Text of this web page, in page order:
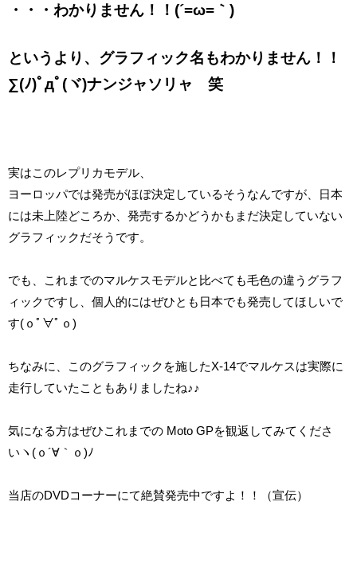
・・・わかりません！！(´=ω=｀)
というより、グラフィック名もわかりません！！
∑(ﾉ)ﾟдﾟ(ヾ)ナンジャソリャ 笑
実はこのレプリカモデル、
ヨーロッパでは発売がほぼ決定しているそうなんですが、日本
には未上陸どころか、発売するかどうかもまだ決定していない
グラフィックだそうです。
でも、これまでのマルケスモデルと比べても毛色の違うグラフ
ィックですし、個人的にはぜひとも日本でも発売してほしいで
す(ｏﾟ∀ﾟｏ)
ちなみに、このグラフィックを施したX-14でマルケスは実際に
走行していたこともありましたね♪♪
気になる方はぜひこれまでの Moto GPを観返してみてくださ
いヽ(ｏ´∀｀ｏ)ﾉ
当店のDVDコーナーにて絶賛発売中ですよ！！（宣伝）